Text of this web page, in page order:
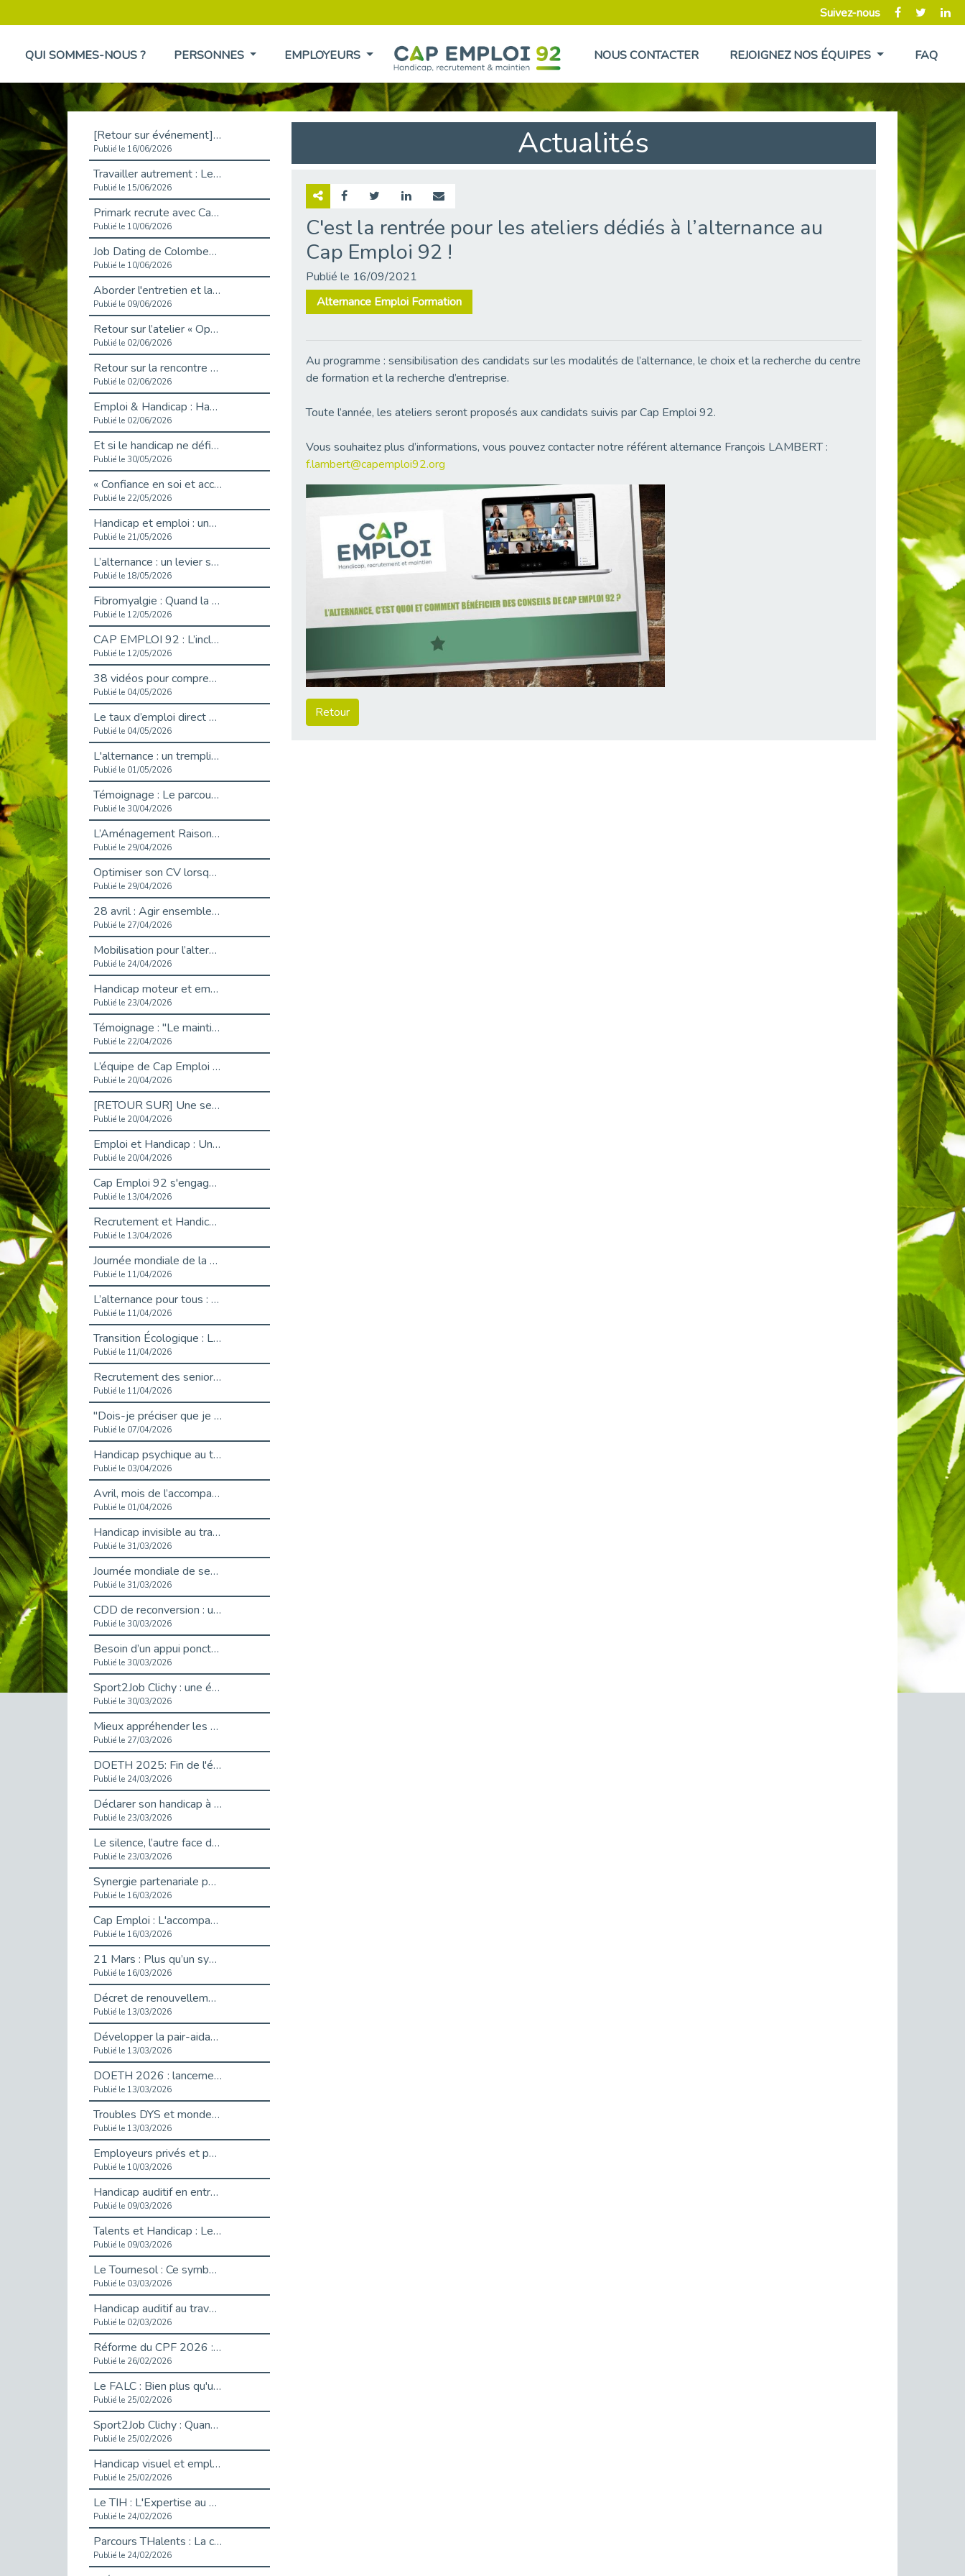
Suivez-nous
QUI SOMMES-NOUS ? PERSONNES EMPLOYEURS NOUS CONTACTER REJOIGNEZ NOS ÉQUIPES FAQ
[Retour sur événement] L'inclusion au cœur de la Place de l'Emploi à La Défense !
Publié le 16/06/2026
Travailler autrement : Le défi de l'intégration des maladies chroniques en entreprise
Publié le 15/06/2026
Primark recrute avec Cap Emploi 92, une matinée couronnée de succès !
Publié le 10/06/2026
Job Dating de Colombes – Emploi et Insertion
Publié le 10/06/2026
Aborder l'entretien et la situation de handicap en toute confiance
Publié le 09/06/2026
Retour sur l’atelier « Optimiser sa recherche d’emploi »
Publié le 02/06/2026
Retour sur la rencontre entre Cap Emploi 92 et Thales (Campus Meudon)
Publié le 02/06/2026
Emploi & Handicap : Hachette Livre et Cap emploi 92 renforcent leur collaboration
Publié le 02/06/2026
Et si le handicap ne définissait plus la carrière ?
Publié le 30/05/2026
« Confiance en soi et acceptation du handicap » : un levier puissant vers l’emploi
Publié le 22/05/2026
Handicap et emploi : une matinée pour briser les tabous
Publié le 21/05/2026
L’alternance : un levier stratégique pour recruter et inclure durablement
Publié le 18/05/2026
Fibromyalgie : Quand la douleur invisible s’invite au bureau
Publié le 12/05/2026
CAP EMPLOI 92 : L’inclusion portée à son sommet, bien au-delà des quotas
Publié le 12/05/2026
38 vidéos pour comprendre et agir durablement
Publié le 04/05/2026
Le taux d’emploi direct dans la fonction publique dépasse 6 % en 2025
Publié le 04/05/2026
L'alternance : un tremplin vers l'emploi aussi pour les personnes en situation de handicap
Publié le 01/05/2026
Témoignage : Le parcours de Marc, 44 ans
Publié le 30/04/2026
L’Aménagement Raisonnable : Un Levier pour l’Équité
Publié le 29/04/2026
Optimiser son CV lorsqu’on est en situation de handicap
Publié le 29/04/2026
28 avril : Agir ensemble pour une culture de prévention au travail
Publié le 27/04/2026
Mobilisation pour l’alternance et le handicap
Publié le 24/04/2026
Handicap moteur et emploi : réussir ses recrutements vidéo
Publié le 23/04/2026
Témoignage : "Le maintien en emploi est un investissement, pas une contrainte."
Publié le 22/04/2026
L’équipe de Cap Emploi 92 s’agrandit : Bienvenue à Charmila, Khoudia et Fadila !
Publié le 20/04/2026
[RETOUR SUR] Une session de recrutement inclusive réussie à Asnières !
Publié le 20/04/2026
Emploi et Handicap : Une alliance de style entre Cap Emploi 92 et La Cravate Solidaire
Publié le 20/04/2026
Cap Emploi 92 s'engage pour la santé mentale : La formation PSSM au cœur de l'accompagnement
Publié le 13/04/2026
Recrutement et Handicap : Et si vous testiez avant de vous engager ?
Publié le 13/04/2026
Journée mondiale de la maladie de Parkinson : Mieux comprendre pour mieux accompagner
Publié le 11/04/2026
L’alternance pour tous : Cap Emploi 92 et Seine Ouest Entreprise et Emploi mobilisés à Boulogne-Billancourt
Publié le 11/04/2026
Transition Écologique : Les Cap Emploi 75,92 et 93 s’engagent pour un Numérique Responsable
Publié le 11/04/2026
Recrutement des seniors : Un levier de transformation pour les ETI franciliennes
Publié le 11/04/2026
"Dois-je préciser que je suis handicapé sur mon CV?"
Publié le 07/04/2026
Handicap psychique au travail : et si nous changions de regard - vidéo
Publié le 03/04/2026
Avril, mois de l’accompagnement dans l’emploi avec Cap emploi.
Publié le 01/04/2026
Handicap invisible au travail : se taire ou parler? - vidéo
Publié le 31/03/2026
Journée mondiale de sensibilisation à l’autisme
Publié le 31/03/2026
CDD de reconversion : un nouveau contrat pour sécuriser le changement de métier.
Publié le 30/03/2026
Besoin d’un appui ponctuel expertise handicap ?
Publié le 30/03/2026
Sport2Job Clichy : une édition altoséquanaise avec Cap Emploi 92.
Publié le 30/03/2026
Mieux appréhender les enjeux du handicap singulier en entreprise - vidéo
Publié le 27/03/2026
DOETH 2025: Fin de l'écrêtement
Publié le 24/03/2026
Déclarer son handicap à son employeur : un levier professionnel ?
Publié le 23/03/2026
Le silence, l’autre face du recrutement : un appel au respect des candidats.
Publié le 23/03/2026
Synergie partenariale pour l'Inclusion Professionnelle chez Orange
Publié le 16/03/2026
Cap Emploi : L'accompagnement EXH c’est quoi ?
Publié le 16/03/2026
21 Mars : Plus qu’un symbole, un engagement pour l’inclusion
Publié le 16/03/2026
Décret de renouvellement de l'aide aux employeurs d'apprentis
Publié le 13/03/2026
Développer la pair-aidance en santé mentale : guide pour les employeurs
Publié le 13/03/2026
DOETH 2026 : lancement de la campagne pour les employeurs publics
Publié le 13/03/2026
Troubles DYS et monde du travail : mieux comprendre pour mieux accompagner _ vidéo
Publié le 13/03/2026
Employeurs privés et publics : vigilance face aux démarchages liés à l’OETH en 2026
Publié le 10/03/2026
Handicap auditif en entreprise, aménagements pour sécuriser la communication - vidéo
Publié le 09/03/2026
Talents et Handicap : Le Top 10 des métiers plébiscités dans les Hauts-de-Seine
Publié le 09/03/2026
Le Tournesol : Ce symbole discret qui change la vie des personnes en situation de handicap invisible
Publié le 03/03/2026
Handicap auditif au travail : rendre l’invisible accessible
Publié le 02/03/2026
Réforme du CPF 2026 : Ce qui change ce printemps pour vos droits à la formation
Publié le 26/02/2026
Le FALC : Bien plus qu'une écriture, un levier d'inclusion
Publié le 25/02/2026
Sport2Job Clichy : Quand le terrain devient le plus beau des bureaux
Publié le 25/02/2026
Handicap visuel et emploi : lever les obstacles pour révéler les - vidéo
Publié le 25/02/2026
Le TIH : L'Expertise au Service de l'Inclusion
Publié le 24/02/2026
Parcours THalents : La complémentarité au service de l'Emploi.
Publié le 24/02/2026
Actualités
C'est la rentrée pour les ateliers dédiés à l’alternance au
Cap Emploi 92 !
Publié le 16/09/2021
Alternance Emploi Formation
Au programme : sensibilisation des candidats sur les modalités de l’alternance, le choix et la recherche du centre
de formation et la recherche d’entreprise.
Toute l’année, les ateliers seront proposés aux candidats suivis par Cap Emploi 92.
Vous souhaitez plus d’informations, vous pouvez contacter notre référent alternance François LAMBERT :
f.lambert@capemploi92.org
Retour